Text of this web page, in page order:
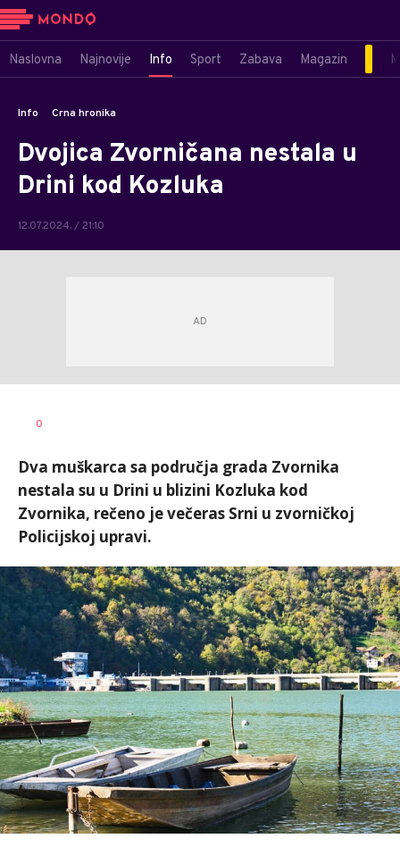
Naslovna Najnovije Info Sport Zabava Magazin
Info Crna hronika
Dvojica Zvorničana nestala u
Drini kod Kozluka
12.07.2024. / 21:10
AUTOR
0
Dva muškarca sa područja grada Zvornika
nestala su u Drini u blizini Kozluka kod
Zvornika, rečeno je večeras Srni u zvorničkoj
Policijskoj upravi.